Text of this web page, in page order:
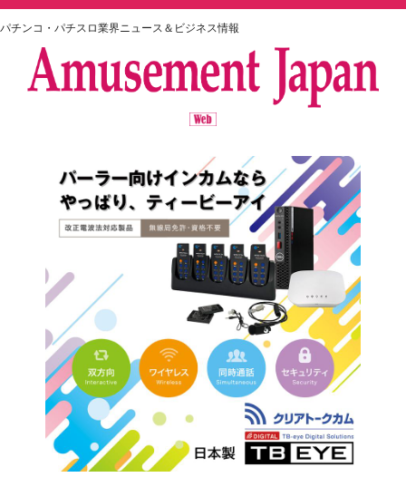
パチンコ・パチスロ業界ニュース＆ビジネス情報